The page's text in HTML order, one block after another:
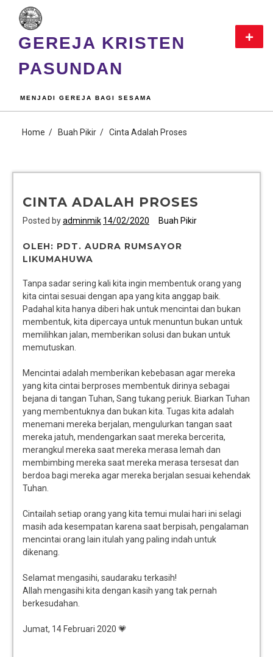
GEREJA KRISTEN
PASUNDAN
MENJADI GEREJA BAGI SESAMA
Home Buah Pikir Cinta Adalah Proses
CINTA ADALAH PROSES
Posted byadminmik 14/02/2020 Buah Pikir
OLEH: PDT. AUDRA RUMSAYOR
LIKUMAHUWA
Tanpa sadar sering kali kita ingin membentuk orang yang
kita cintai sesuai dengan apa yang kita anggap baik.
Padahal kita hanya diberi hak untuk mencintai dan bukan
membentuk, kita dipercaya untuk menuntun bukan untuk
memilihkan jalan, memberikan solusi dan bukan untuk
memutuskan.
Mencintai adalah memberikan kebebasan agar mereka
yang kita cintai berproses membentuk dirinya sebagai
bejana di tangan Tuhan, Sang tukang periuk. Biarkan Tuhan
yang membentuknya dan bukan kita. Tugas kita adalah
menemani mereka berjalan, mengulurkan tangan saat
mereka jatuh, mendengarkan saat mereka bercerita,
merangkul mereka saat mereka merasa lemah dan
membimbing mereka saat mereka merasa tersesat dan
berdoa bagi mereka agar mereka berjalan sesuai kehendak
Tuhan.
Cintailah setiap orang yang kita temui mulai hari ini selagi
masih ada kesempatan karena saat berpisah, pengalaman
mencintai orang lain itulah yang paling indah untuk
dikenang.
Selamat mengasihi, saudaraku terkasih!
Allah mengasihi kita dengan kasih yang tak pernah
berkesudahan.
Jumat, 14 Februari 2020 💗